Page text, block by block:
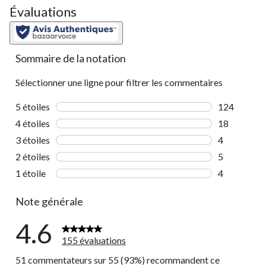
Évaluations
Sommaire de la notation
Sélectionner une ligne pour filtrer les commentaires
5 étoiles étoiles
124
124
4 étoiles étoiles
18
18
3 étoiles étoiles
4
4
2 étoiles étoiles
5
5
1 étoile étoiles
4
Note générale
4.6
155 évaluations
51 commentateurs sur 55 (93%) recommandent ce